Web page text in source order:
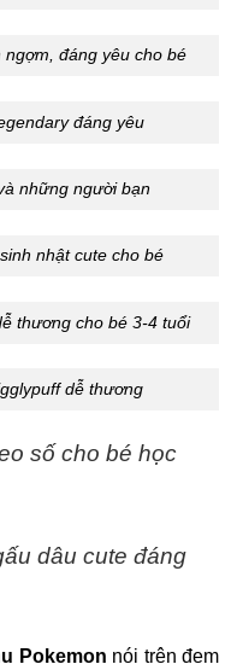
đáng yêu cho bé
đáng yêu
những người bạn
nhật cute cho bé
thương cho bé 3-4 tuổi
dễ thương
số cho bé học
dâu cute đáng
Pokemon nói trên đem